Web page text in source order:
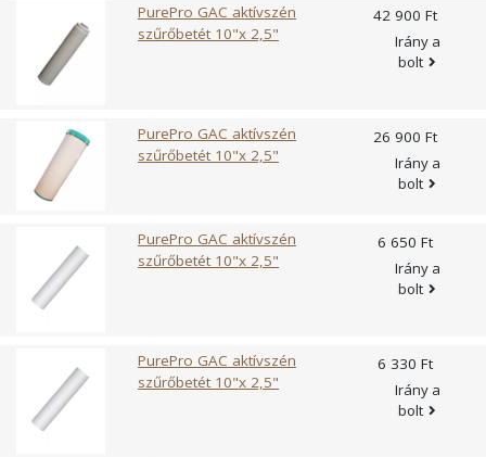
PurePro GAC aktívszén
szűrőbetét 10"x 2,5"
42 900 Ft
Irány a
bolt
PurePro GAC aktívszén
szűrőbetét 10"x 2,5"
26 900 Ft
Irány a
bolt
PurePro GAC aktívszén
szűrőbetét 10"x 2,5"
6 650 Ft
Irány a
bolt
PurePro GAC aktívszén
szűrőbetét 10"x 2,5"
6 330 Ft
Irány a
bolt